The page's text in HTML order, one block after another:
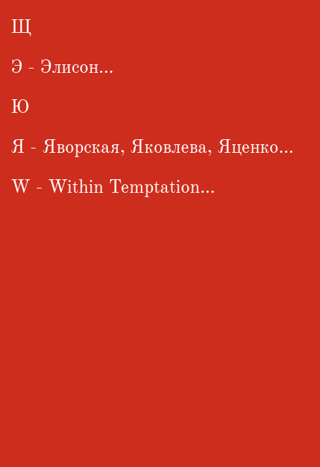
Щ
Э - Элисон...
Ю
Я - Яворская, Яковлева, Яценко...
W - Within Temptation...